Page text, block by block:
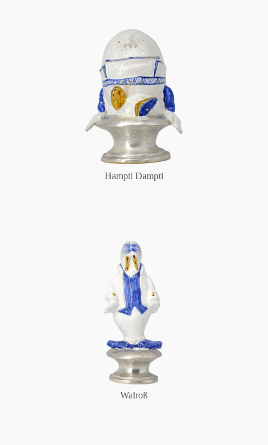
Hampti Dampti
Walroß